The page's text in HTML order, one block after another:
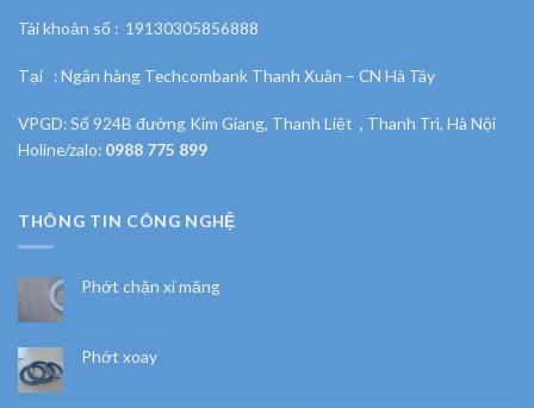
Tài khoản số : 19130305856888
Tại : Ngân hàng Techcombank Thanh Xuân – CN Hà Tây
VPGD: Số 924B đường Kim Giang, Thanh Liệt , Thanh Trì, Hà Nội
Holine/zalo: 0988 775 899
THÔNG TIN CÔNG NGHỆ
Phớt chặn xi măng
Phớt xoay